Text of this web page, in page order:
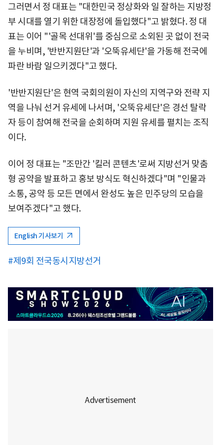
그러면서 정 대표는 "대한민국 정상화와 일 잘하는 지방정
부 시대를 열기 위한 대장정에 돌입했다"고 밝혔다. 정 대
표는 이어 "'골목 선대위'를 중심으로 소외된 곳 없이 전국
을 누비며, '반반지원단'과 '오뚝유세단'을 가동해 전국에
파란 바람 일으키겠다"고 했다.
'반반지원단'은 현역 국회의원이 자신의 지역구와 전략 지
역을 나눠 선거 유세에 나서며, '오뚝유세단'은 경선 탈락
자 등이 참여해 전국을 순회하며 지원 유세를 펼치는 조직
이다.
이어 정 대표는 "조만간 '킬러 콘텐츠'로써 지방선거 맞춤
형 공약을 발표하고 홍보 방식도 혁신하겠다"며 "인물과
소통, 공약 등 모든 면에서 완성도 높은 민주당의 모습을
보여주겠다"고 했다.
English 기사보기
#제9회 전국동시지방선거